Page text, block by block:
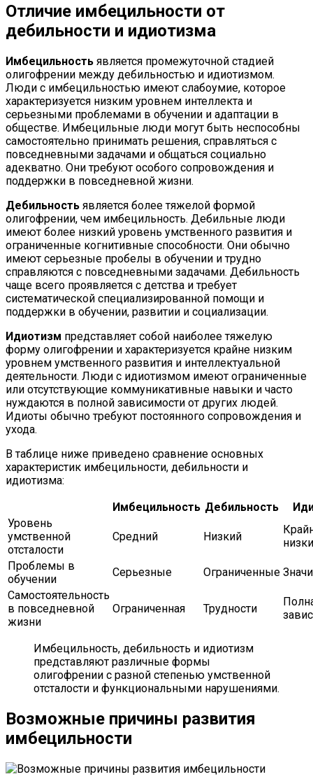
Отличие имбецильности от
дебильности и идиотизма
Имбецильность является промежуточной стадией
олигофрении между дебильностью и идиотизмом.
Люди с имбецильностью имеют слабоумие, которое
характеризуется низким уровнем интеллекта и
серьезными проблемами в обучении и адаптации в
обществе. Имбецильные люди могут быть неспособны
самостоятельно принимать решения, справляться с
повседневными задачами и общаться социально
адекватно. Они требуют особого сопровождения и
поддержки в повседневной жизни.
Дебильность является более тяжелой формой
олигофрении, чем имбецильность. Дебильные люди
имеют более низкий уровень умственного развития и
ограниченные когнитивные способности. Они обычно
имеют серьезные пробелы в обучении и трудно
справляются с повседневными задачами. Дебильность
чаще всего проявляется с детства и требует
систематической специализированной помощи и
поддержки в обучении, развитии и социализации.
Идиотизм представляет собой наиболее тяжелую
форму олигофрении и характеризуется крайне низким
уровнем умственного развития и интеллектуальной
деятельности. Люди с идиотизмом имеют ограниченные
или отсутствующие коммуникативные навыки и часто
нуждаются в полной зависимости от других людей.
Идиоты обычно требуют постоянного сопровождения и
ухода.
В таблице ниже приведено сравнение основных
характеристик имбецильности, дебильности и
идиотизма:
Имбецильность Дебильность
Уровень
умственной
отсталости
Средний Низкий
Проблемы в
обучении
Серьезные Ограниченные
Самостоятельность
в повседневной
жизни
Ограниченная Трудности
Имбецильность, дебильность и идиотизм
представляют различные формы
олигофрении с разной степенью умственной
отсталости и функциональными нарушениями.
Возможные причины развития
имбецильности